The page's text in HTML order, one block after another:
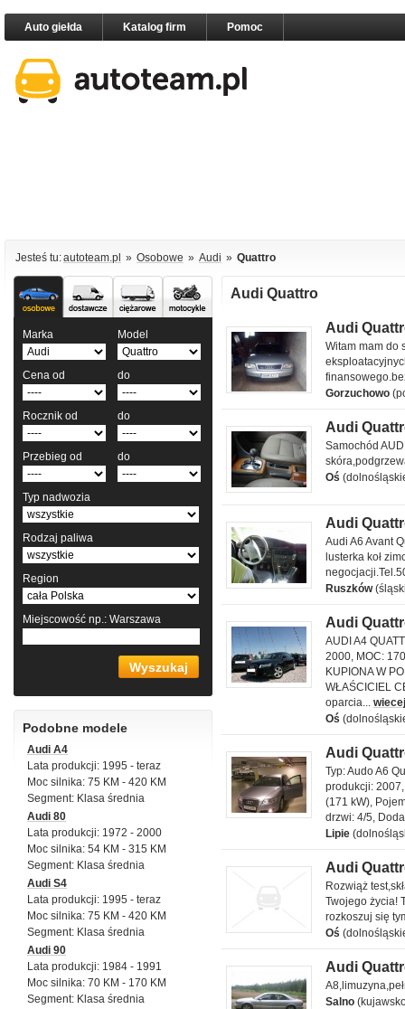
Auto giełda Katalog firm Pomoc
Jesteś tu:autoteam.pl » Osobowe » Audi » Quattro
osobowe
Samochody
dostawcze
Samochody
ciężarowe
Motocykle
Marka Model
Cena od do
Rocznik od do
Przebieg od do
Typ nadwozia
Rodzaj paliwa
Region
Miejscowość np.: Warszawa
Podobne modele
Audi A4
Lata produkcji: 1995 - teraz
Moc silnika: 75 KM - 420 KM
Segment: Klasa średnia
Audi 80
Lata produkcji: 1972 - 2000
Moc silnika: 54 KM - 315 KM
Segment: Klasa średnia
Audi S4
Lata produkcji: 1995 - teraz
Moc silnika: 75 KM - 420 KM
Segment: Klasa średnia
Audi 90
Lata produkcji: 1984 - 1991
Moc silnika: 70 KM - 170 KM
Segment: Klasa średnia
Audi Quattro
Audi Quattro 2.5 l Audi
Witam mam do
Gorzuchowo
Audi Quattro 2.8 l Audi
Samochód
Oś
Audi Quattro 2.8 l Audi
Audi A6 Avant
lusterka koł
Ruszków
Audi Quattro 2.0 l Audi
AUDI A4
2000, MOC:
KUPIONA W
WŁAŚCICIEL
oparcia...
Oś
Audi Quattro 3.0 l Audi
Typ: Audo A6
produkcji:
(171 kW),
drzwi: 4/5,
Lipie
Audi
Rozwiąż
Twojego życia!
rozkoszuj się
Oś
Audi
Salno